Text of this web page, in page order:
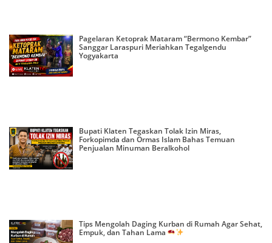
Pagelaran Ketoprak Mataram “Bermono Kembar”
Sanggar Laraspuri Meriahkan Tegalgendu
Yogyakarta
Bupati Klaten Tegaskan Tolak Izin Miras,
Forkopimda dan Ormas Islam Bahas Temuan
Penjualan Minuman Beralkohol
Tips Mengolah Daging Kurban di Rumah Agar Sehat,
Empuk, dan Tahan Lama